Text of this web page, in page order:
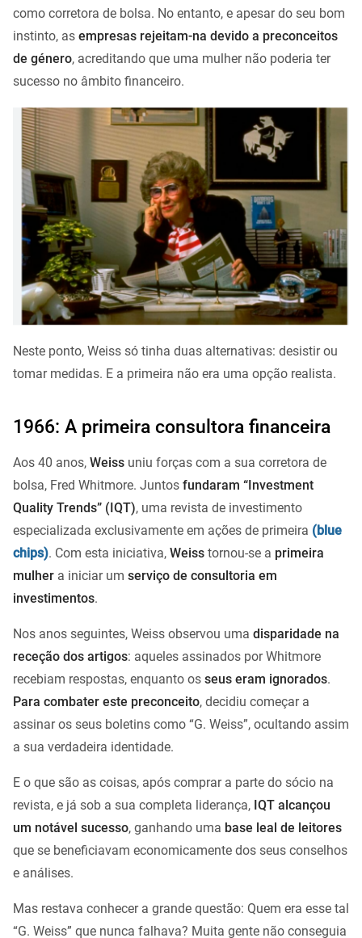
como corretora de bolsa. No entanto, e apesar do seu bom
instinto, as empresas rejeitam-na devido a preconceitos
de género, acreditando que uma mulher não poderia ter
sucesso no âmbito financeiro.
Neste ponto, Weiss só tinha duas alternativas: desistir ou
tomar medidas. E a primeira não era uma opção realista.
1966: A primeira consultora financeira
Aos 40 anos, Weiss uniu forças com a sua corretora de
bolsa, Fred Whitmore. Juntos fundaram “Investment
Quality Trends” (IQT), uma revista de investimento
especializada exclusivamente em ações de primeira (blue
chips). Com esta iniciativa, Weiss tornou-se a primeira
mulher a iniciar um serviço de consultoria em
investimentos.
Nos anos seguintes, Weiss observou uma disparidade na
receção dos artigos: aqueles assinados por Whitmore
recebiam respostas, enquanto os seus eram ignorados.
Para combater este preconceito, decidiu começar a
assinar os seus boletins como “G. Weiss”, ocultando assim
a sua verdadeira identidade.
E o que são as coisas, após comprar a parte do sócio na
revista, e já sob a sua completa liderança, IQT alcançou
um notável sucesso, ganhando uma base leal de leitores
que se beneficiavam economicamente dos seus conselhos
e análises.
Mas restava conhecer a grande questão: Quem era esse tal
“G. Weiss” que nunca falhava? Muita gente não conseguia